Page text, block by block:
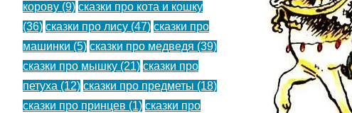
корову (9) сказки про кота и кошку
(36) сказки про лису (47) сказки про
машинки (5) сказки про медведя (39)
сказки про мышку (21) сказки про
петуха (12) сказки про предметы (18)
сказки про принцев (1) сказки про